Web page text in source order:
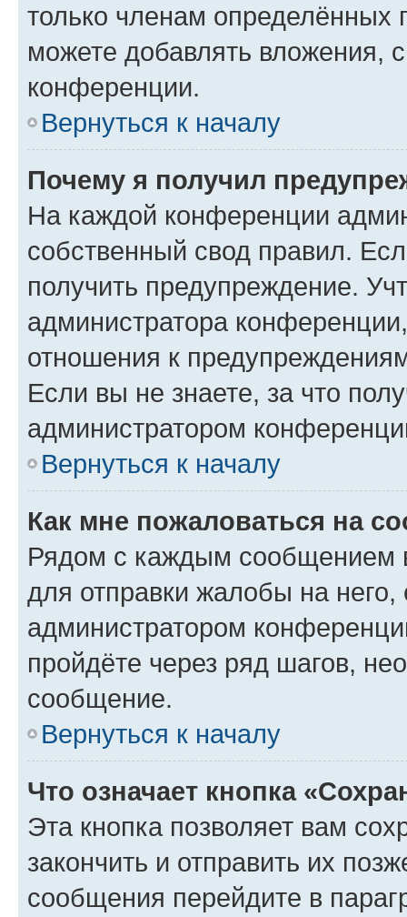
только членам определённых
можете добавлять вложения,
конференции.
Вернуться к началу
Почему я получил
На каждой конференции
собственный свод правил.
получить предупреждение.
администратора
отношения к
Если вы не знаете, за что
администратором
Вернуться к началу
Как мне пожаловаться на
Рядом с каждым сообщением
для отправки жалобы на
администратором
пройдёте через ряд шагов,
сообщение.
Вернуться к началу
Что означает кнопка
Эта кнопка позволяет вам
закончить и отправить их
сообщения перейдите в